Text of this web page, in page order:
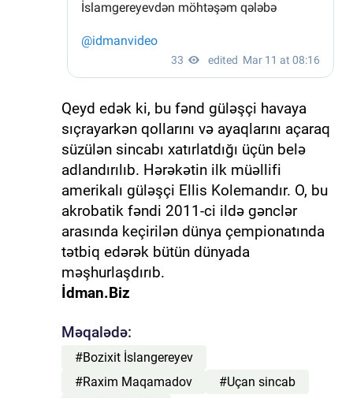
Qeyd edək ki, bu fənd güləşçi havaya
sıçrayarkən qollarını və ayaqlarını açaraq
süzülən sincabı xatırlatdığı üçün belə
adlandırılıb. Hərəkətin ilk müəllifi
amerikalı güləşçi Ellis Kolemandır. O, bu
akrobatik fəndi 2011-ci ildə gənclər
arasında keçirilən dünya çempionatında
tətbiq edərək bütün dünyada
məşhurlaşdırıb.
İdman.Biz
Məqalədə:
#Bozixit İslangereyev
#Raxim Maqamadov
#Uçan sincab